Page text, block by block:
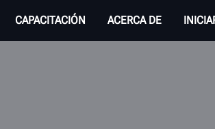
CAPACITACIÓN ACERCA DE